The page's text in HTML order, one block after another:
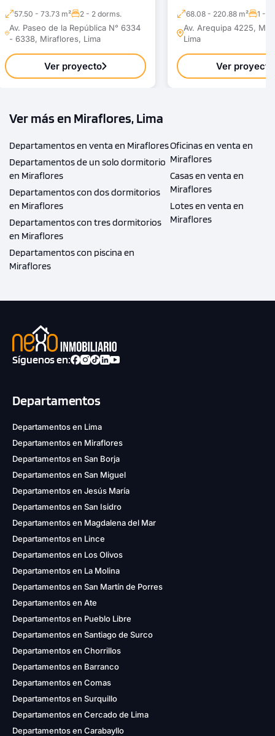
57.50 - 73.73 m² 2 - 2 dorms.
Av. Paseo de la República N° 6334
- 6338, Miraflores, Lima
Ver proyecto
68.08 - 220.88 m² 1 - 3
Av. Arequipa 4225,
Lima
Ver proyecto
Ver más en Miraflores, Lima
Departamentos en venta en Miraflores
Departamentos de un solo dormitorio
en Miraflores
Departamentos con dos dormitorios
en Miraflores
Departamentos con tres dormitorios
en Miraflores
Departamentos con piscina en
Miraflores
Oficinas en venta en
Miraflores
Casas en venta en
Miraflores
Lotes en venta en
Miraflores
Síguenos en:
Departamentos
Departamentos en Lima
Departamentos en Miraflores
Departamentos en San Borja
Departamentos en San Miguel
Departamentos en Jesús María
Departamentos en San Isidro
Departamentos en Magdalena del Mar
Departamentos en Lince
Departamentos en Los Olivos
Departamentos en La Molina
Departamentos en San Martín de Porres
Departamentos en Ate
Departamentos en Pueblo Libre
Departamentos en Santiago de Surco
Departamentos en Chorrillos
Departamentos en Barranco
Departamentos en Comas
Departamentos en Surquillo
Departamentos en Cercado de Lima
Departamentos en Carabayllo